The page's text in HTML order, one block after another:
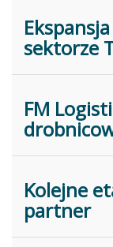
sektorze
FM
Kolejne
partner